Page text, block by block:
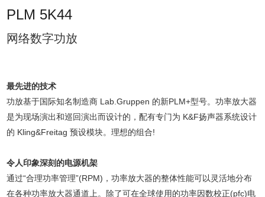
PLM 5K44
网络数字功放
最先进的技术
功放基于国际知名制造商 Lab.Gruppen 的新PLM+型号。功率放大器
是为现场演出和巡回演出而设计的，配有专门为 K&F扬声器系统设计
的 Kling&Freitag 预设模块。理想的组合!
令人印象深刻的电源机架
通过“合理功率管理”(RPM)，功率放大器的整体性能可以灵活地分布
在各种功率放大器通道上。除了可在全球使用的功率因数校正(pfc)电